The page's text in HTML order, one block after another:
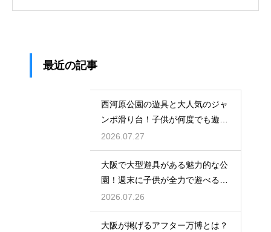
最近の記事
西河原公園の遊具と大人気のジャ
ンボ滑り台！子供が何度でも遊ぶ
穴場
2026.07.27
大阪で大型遊具がある魅力的な公
園！週末に子供が全力で遊べる場
所
2026.07.26
大阪が掲げるアフター万博とは？